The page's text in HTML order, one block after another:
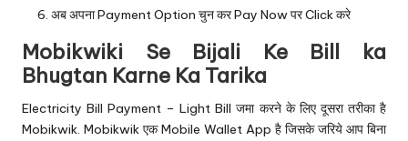
अब अपना Payment Option चुन कर Pay Now पर Click करे
Mobikwiki Se Bijali Ke Bill ka
Bhugtan Karne Ka Tarika
Electricity Bill Payment – Light Bill जमा करने के लिए दूसरा तरीका है
Mobikwik. Mobikwik एक Mobile Wallet App है जिसके जरिये आप बिना